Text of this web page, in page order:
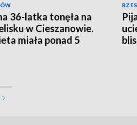
36-latka tonęła na
w Cieszanowie.
miała ponad 5